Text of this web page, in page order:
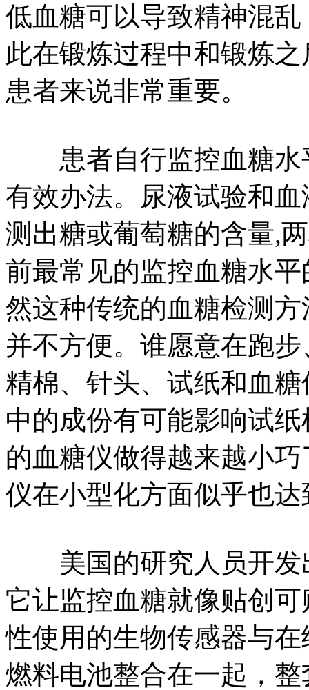
低血糖可以导致精神混
此在锻炼过程中和锻炼
患者来说非常重要。
患者自行监控血糖水
有效办法。尿液试验和
测出糖或葡萄糖的含量,
前最常见的监控血糖水
然这种传统的血糖检测
并不方便。谁愿意在跑
精棉、针头、试纸和血
中的成份有可能影响试
的血糖仪做得越来越小
仪在小型化方面似乎也
美国的研究人员开发
它让监控血糖就像贴创
性使用的生物传感器与
燃料电池整合在一起，